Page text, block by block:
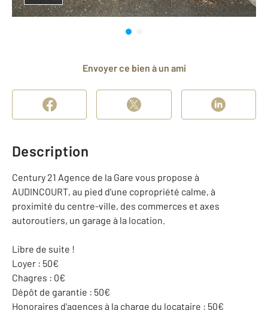
Envoyer ce bien à un ami
Description
Century 21 Agence de la Gare vous propose à
AUDINCOURT, au pied d'une copropriété calme, à
proximité du centre-ville, des commerces et axes
autoroutiers, un garage à la location.
Libre de suite !
Loyer : 50€
Chagres : 0€
Dépôt de garantie : 50€
Honoraires d'agences à la charge du locataire : 50€